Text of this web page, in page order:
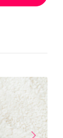
arrow_forward_ios